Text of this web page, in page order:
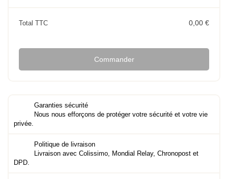
Total TTC 0,00 €
Commander
Garanties sécurité
Nous nous efforçons de protéger votre sécurité et votre vie
privée.
Politique de livraison
Livraison avec Colissimo, Mondial Relay, Chronopost et
DPD.